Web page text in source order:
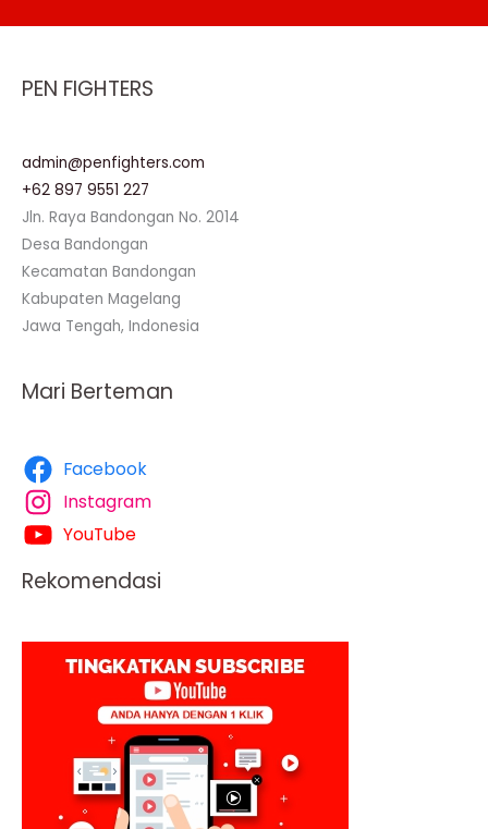
PEN FIGHTERS
admin@penfighters.com
+62 897 9551 227
Jln. Raya Bandongan No. 2014
Desa Bandongan
Kecamatan Bandongan
Kabupaten Magelang
Jawa Tengah, Indonesia
Mari Berteman
Facebook
Instagram
YouTube
Rekomendasi